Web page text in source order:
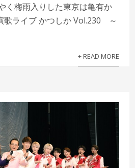
く梅雨入りした東京は亀有か
歌ライブ かつしか Vol.230 ～
+ READ MORE